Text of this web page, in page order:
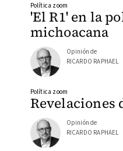
'El R1' en la
michoacana
Política zoom
Opinión de
RICARDO RAPHAEL
Revelaciones
Política zoom
Opinión de
RICARDO RAPHAEL